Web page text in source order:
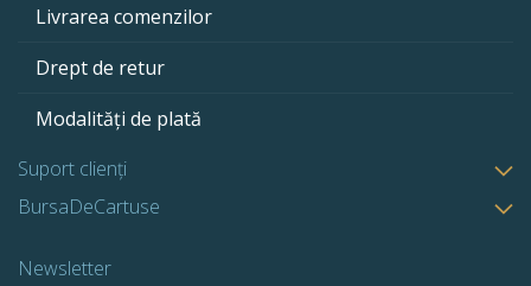
Livrarea comenzilor
Drept de retur
Modalități de plată
Suport clienți
BursaDeCartuse
Newsletter